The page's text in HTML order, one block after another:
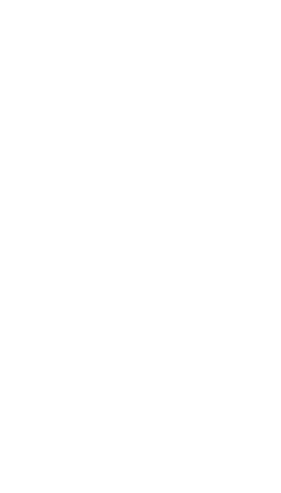
um Inhalte und
und unseren
Wir geben
Nutzung unserer
Werbe- und